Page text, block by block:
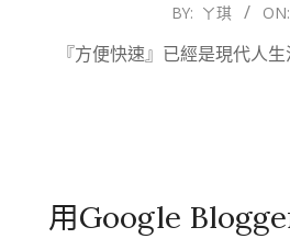
BY: ㄚ琪 ON:
『方便快速』已經是現代人
用Google